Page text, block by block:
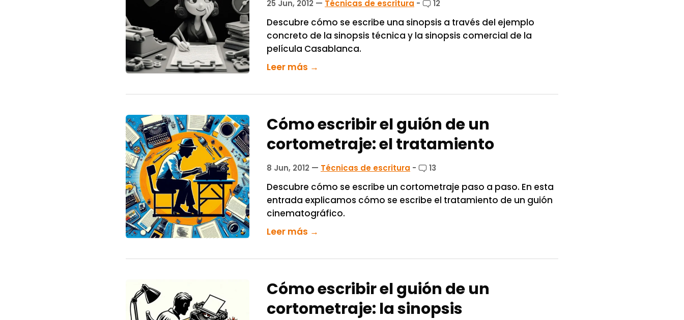
25 Jun, 2012 — Técnicas de escritura - 12
Descubre cómo se escribe una sinopsis a través del ejemplo
concreto de la sinopsis técnica y la sinopsis comercial de la
película Casablanca.
Leer más →
Cómo escribir el guión de un
cortometraje: el tratamiento
8 Jun, 2012 — Técnicas de escritura - 13
Descubre cómo se escribe un cortometraje paso a paso. En esta
entrada explicamos cómo se escribe el tratamiento de un guión
cinematográfico.
Leer más →
Cómo escribir el guión de un
cortometraje: la sinopsis